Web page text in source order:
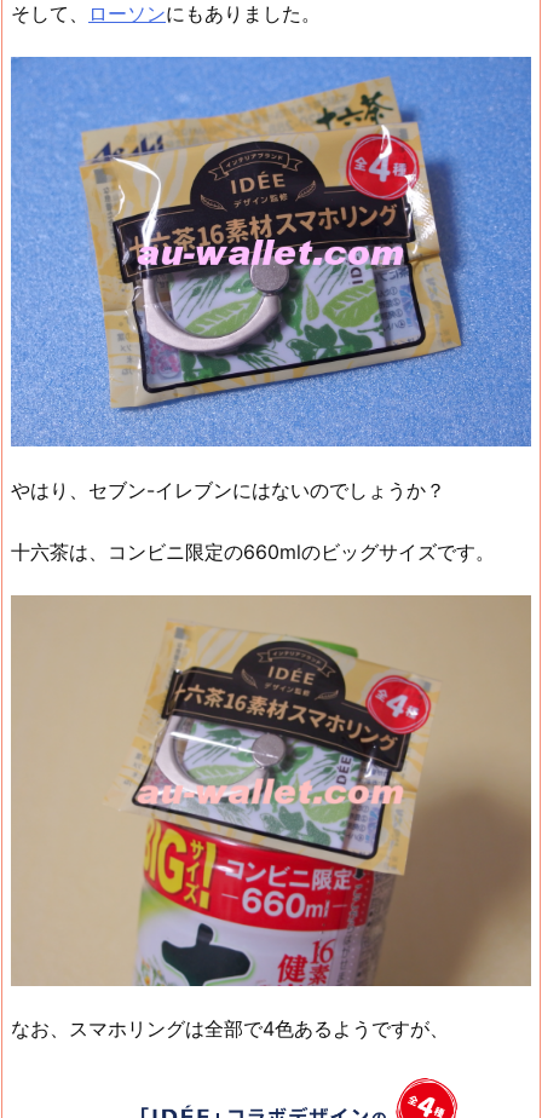
そして、 ローソンにもありました。
やはり、セブン-イレブンにはないのでしょうか？
十六茶は、コンビニ限定の660mlのビッグサイズです。
なお、スマホリングは全部で4色あるようですが、